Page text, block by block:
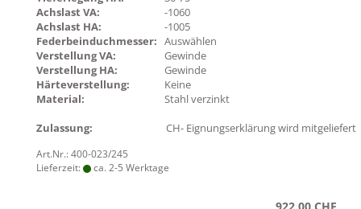
Achslast VA:
-1060
Achslast HA:
-1005
Federbeinduchmesser: Auswählen
Verstellung VA:
Gewinde
Verstellung HA:
Gewinde
Härteverstellung:
Keine
Material:
Stahl verzinkt
Zulassung:
CH- Eignungserklärung wird mitgeliefert
Art.Nr.: 400-023/245
Lieferzeit:
ca. 2-5 Werktage